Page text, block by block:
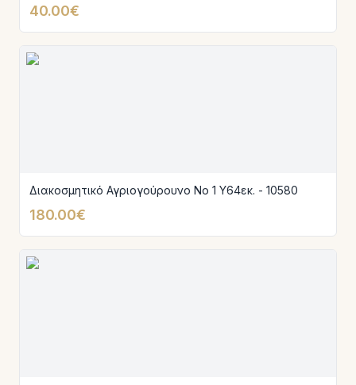
40.00€
Διακοσμητικό Αγριογούρουνο Νο 1 Υ64εκ. - 10580
180.00€